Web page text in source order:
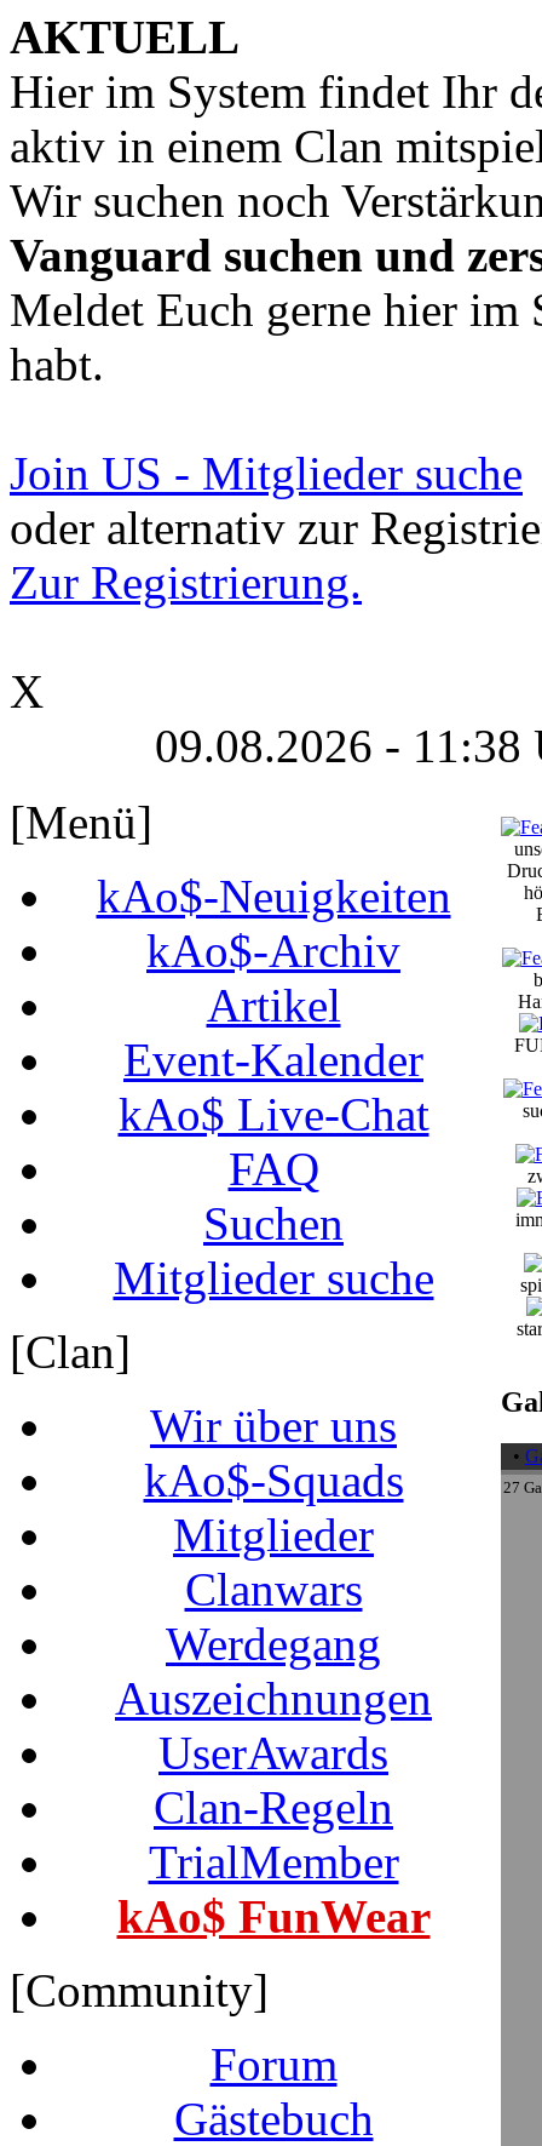
AKTUELL
Hier im System findet Ihr
aktiv in einem Clan
Wir suchen noch
Vanguard suchen und
Meldet Euch gerne hier im
habt.
Join US - Mitglieder suche
oder alternativ zur
Zur Registrierung.
X
09.08.2026 - 11:38
[Menü]
kAo$-Neuigkeiten
kAo$-Archiv
Artikel
Event-Kalender
kAo$ Live-Chat
FAQ
Suchen
Mitglieder suche
[Clan]
Wir über uns
kAo$-Squads
Mitglieder
Clanwars
Werdegang
Auszeichnungen
UserAwards
Clan-Regeln
TrialMember
kAo$ FunWear
[Community]
Forum
Gästebuch
•
27